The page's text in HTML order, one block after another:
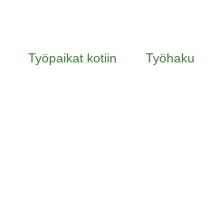
Työpaikat kotiin Työhaku